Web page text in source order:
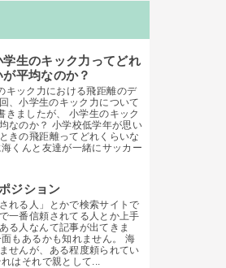
学生のキック力ってどれ
が平均なのか？
キック力における飛距離のデ
、小学生のキック力について
きましたが、 小学生のキック
なのか？ 小学校低学年が思い
きの飛距離ってどれくらいな
くんと友達が一緒にサッカー
ジション
れる人」とかで検索サイトで
一番信頼されてる人とか上手
る人なんて記事が出てきま
もあるかも知れません。 海
せんが、ある程度頼られてい
はそれで親として...